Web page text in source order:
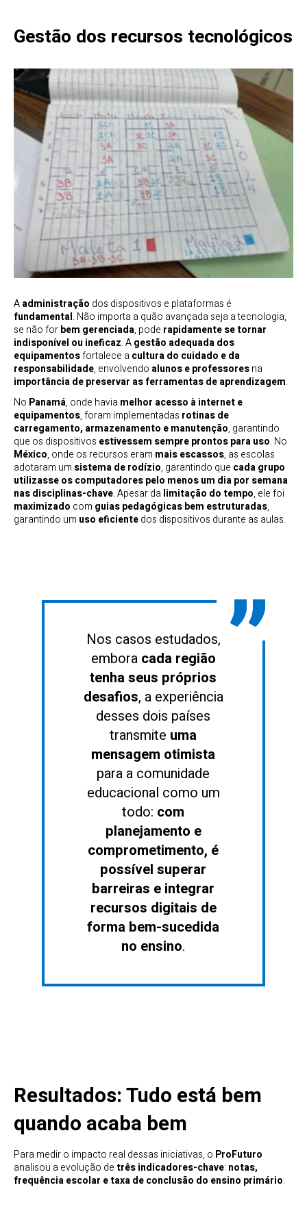
Gestão dos recursos tecnológicos
Aadministração dos dispositivos e plataformas é
fundamental. Não importa a quão avançada seja a tecnologia,
se não forbem gerenciada, pode rapidamente se tornar
indisponível ou ineficaz. Agestão adequada dos
equipamentosfortalece a cultura do cuidado e da
responsabilidade, envolvendo alunos e professoresna
importância de preservar as ferramentas de aprendizagem.
No Panamá, onde havia melhor acesso à internet e
equipamentos, foram implementadas rotinas de
carregamento, armazenamento e manutenção, garantindo
que os dispositivos estivessem sempre prontos para uso. No
México, onde os recursos eram mais escassos, as escolas
adotaram um sistema de rodízio, garantindo que cada grupo
utilizasse os computadores pelo menos um dia por semana
nas disciplinas-chave. Apesar da limitação do tempo, ele foi
maximizado com guias pedagógicas bem estruturadas,
garantindo um uso eficientedos dispositivos durante as aulas.
Nos casos estudados,
embora cada região
tenha seus próprios
desafios, a experiência
desses dois países
transmite uma
mensagem otimista
para a comunidade
educacional como um
todo: com
planejamento e
comprometimento, é
possível superar
barreiras e integrar
recursos digitais de
forma bem-sucedida
no ensino.
Resultados: Tudo está bem
quando acaba bem
Para medir o impacto real dessas iniciativas, o ProFuturo
analisou a evolução detrês indicadores-chave: notas,
frequência escolar e taxa de conclusão do ensino primário.